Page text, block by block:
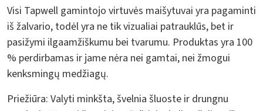
Visi Tapwell gamintojo virtuvės maišytuvai yra pagaminti
iš žalvario, todėl yra ne tik vizualiai patrauklūs, bet ir
pasižymi ilgaamžiškumu bei tvarumu. Produktas yra 100
% perdirbamas ir jame nėra nei gamtai, nei žmogui
kenksmingų medžiagų.
Priežiūra: Valyti minkšta, švelnia šluoste ir drungnu